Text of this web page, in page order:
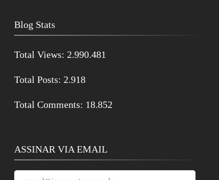
Blog Stats
Total Views: 2.990.481
Total Posts: 2.918
Total Comments: 18.852
ASSINAR VIA EMAIL